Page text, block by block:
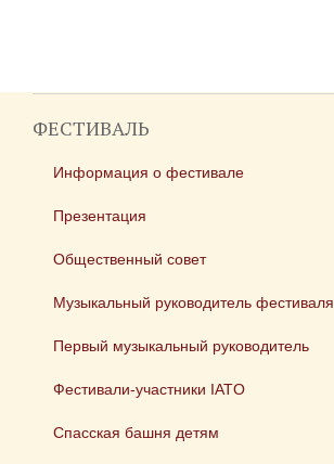
ФЕСТИВАЛЬ
Информация о фестивале
Презентация
Общественный совет
Музыкальный руководитель фестиваля
Первый музыкальный руководитель
Фестивали-участники IATO
Спасская башня детям